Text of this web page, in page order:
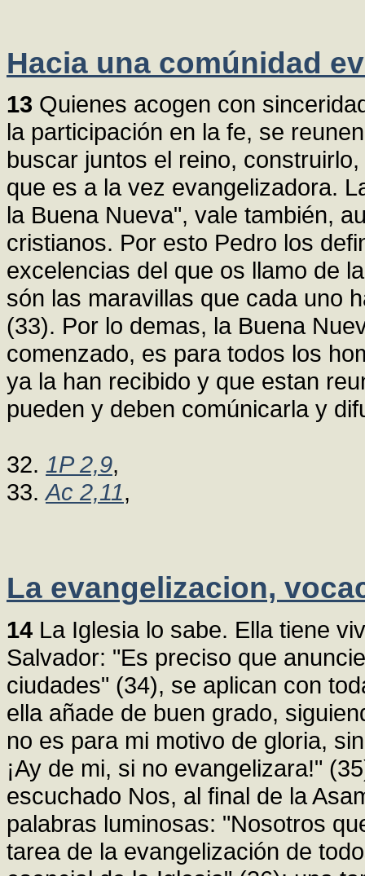
Hacia una comúnidad
13 Quienes acogen con
la participación en la fe, se
buscar juntos el reino,
que es a la vez evangelizadora.
la Buena Nueva", vale también,
cristianos. Por esto Pedro los
excelencias del que os llamo de
són las maravillas que cada uno
(33). Por lo demas, la Buena
comenzado, es para todos los
ya la han recibido y que estan
pueden y deben comúnicarla y
32. 1P 2,9,
33.Ac 2,11,
La evangelizacion,
14 La Iglesia lo sabe. Ella tiene
Salvador: "Es preciso que
ciudades" (34), se aplican con
ella añade de buen grado,
no es para mi motivo de gloria,
¡Ay de mi, si no evangelizara!"
escuchado Nos, al final de la
palabras luminosas: "Nosotros
tarea de la evangelización de